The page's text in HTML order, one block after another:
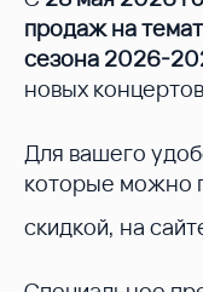
продаж на
сезона 2026-
новых
Для вашего
которые можно
скидкой, на